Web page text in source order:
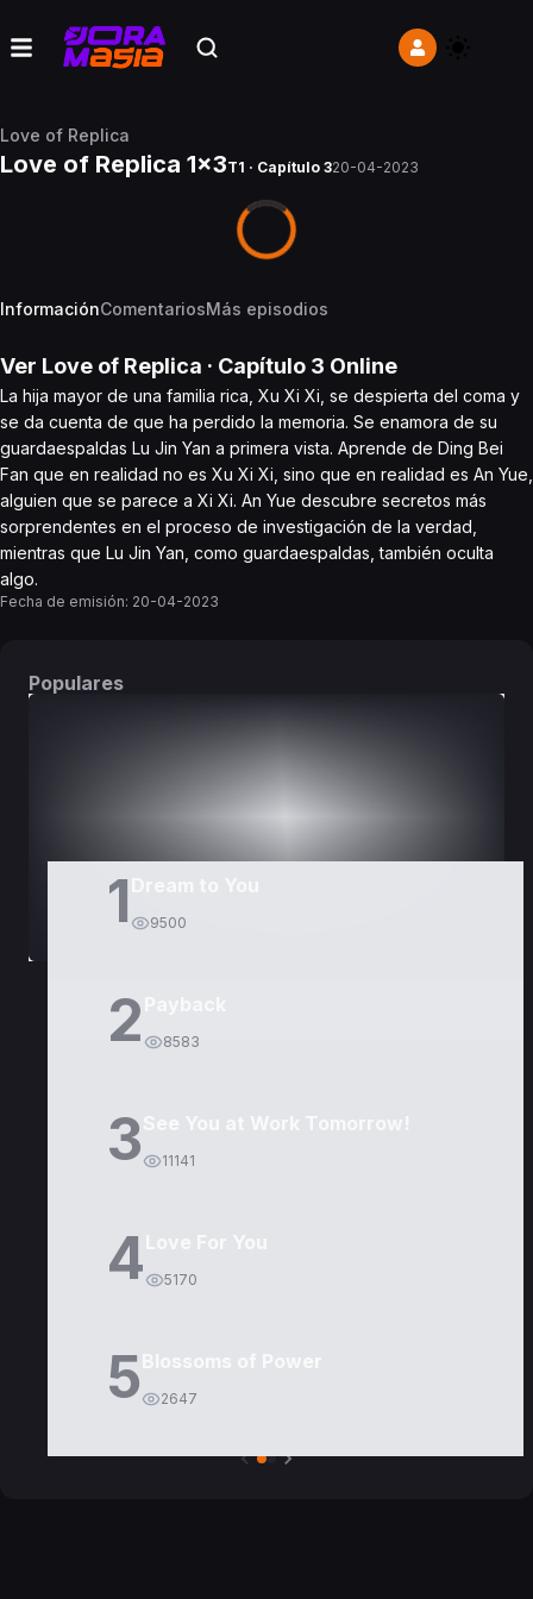
Love of Replica
Love of Replica 1x3T1 · Capítulo 320-04-2023
InformaciónComentariosMás episodios
Ver Love of Replica · Capítulo 3 Online
La hija mayor de una familia rica, Xu Xi Xi, se despierta del coma y
se da cuenta de que ha perdido la memoria. Se enamora de su
guardaespaldas Lu Jin Yan a primera vista. Aprende de Ding Bei
Fan que en realidad no es Xu Xi Xi, sino que en realidad es An Yue,
alguien que se parece a Xi Xi. An Yue descubre secretos más
sorprendentes en el proceso de investigación de la verdad,
mientras que Lu Jin Yan, como guardaespaldas, también oculta
algo.
Fecha de emisión: 20-04-2023
Populares
1 9500
2 8583
3 11141
4 5170
5 2647